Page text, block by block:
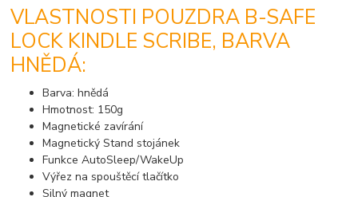
VLASTNOSTI POUZDRA B-SAFE
LOCK KINDLE SCRIBE, BARVA
HNĚDÁ:
Barva: hnědá
Hmotnost: 150g
Magnetické zavírání
Magnetický Stand stojánek
Funkce AutoSleep/WakeUp
Výřez na spouštěcí tlačítko
Silný magnet